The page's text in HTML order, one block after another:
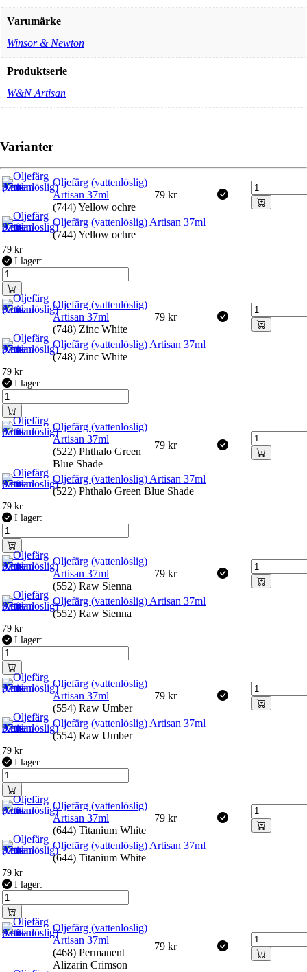
Varumärke
Winsor & Newton
Produktserie
W&N Artisan
Varianter
Oljefärg (vattenlöslig)
Artisan 37ml
(744) Yellow ochre
79 kr
Oljefärg (vattenlöslig) Artisan 37ml
(744) Yellow ochre
79 kr
I lager:
Oljefärg (vattenlöslig)
Artisan 37ml
(748) Zinc White
79 kr
Oljefärg (vattenlöslig) Artisan 37ml
(748) Zinc White
79 kr
I lager:
Oljefärg (vattenlöslig)
Artisan 37ml
(522) Phthalo Green
Blue Shade
79 kr
Oljefärg (vattenlöslig) Artisan 37ml
(522) Phthalo Green Blue Shade
79 kr
I lager:
Oljefärg (vattenlöslig)
Artisan 37ml
(552) Raw Sienna
79 kr
Oljefärg (vattenlöslig) Artisan 37ml
(552) Raw Sienna
79 kr
I lager:
Oljefärg (vattenlöslig)
Artisan 37ml
(554) Raw Umber
79 kr
Oljefärg (vattenlöslig) Artisan 37ml
(554) Raw Umber
79 kr
I lager:
Oljefärg (vattenlöslig)
Artisan 37ml
(644) Titanium White
79 kr
Oljefärg (vattenlöslig) Artisan 37ml
(644) Titanium White
79 kr
I lager:
Oljefärg (vattenlöslig)
Artisan 37ml
(468) Permanent
Alizarin Crimson
79 kr